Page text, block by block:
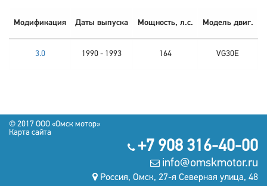
Модификация Даты выпуска Мощность, л.с. Модель двиг.
3.0 1990 - 1993 164 VG30E
© 2017 OOO «Омск мотор»
Карта сайта
+7 908 316-40-00
info@omskmotor.ru
Россия, Омск, 27-я Северная улица, 48